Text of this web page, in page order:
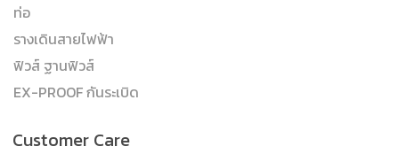
ท่อ
รางเดินสายไฟฟ้า
ฟิวส์ ฐานฟิวส์
EX-PROOF กันระเบิด
Customer Care